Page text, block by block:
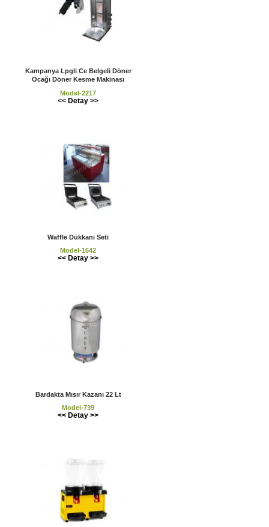
Kampanya Lpgli Ce Belgeli Döner
Ocağı Döner Kesme Makinası
Model-2217
<< Detay >>
Waffle Dükkanı Seti
Model-1642
<< Detay >>
Bardakta Mısır Kazanı 22 Lt
Model-739
<< Detay >>